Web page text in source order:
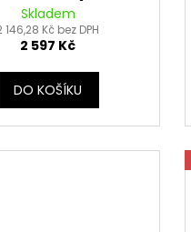
300
Skladem
146,28 Kč bez DPH
2 597 Kč
DO KOŠÍKU